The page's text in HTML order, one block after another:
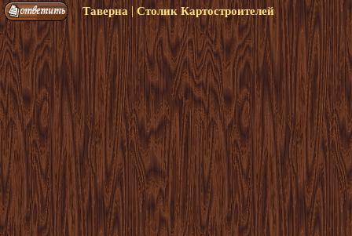
Таверна |Столик Картостроителей